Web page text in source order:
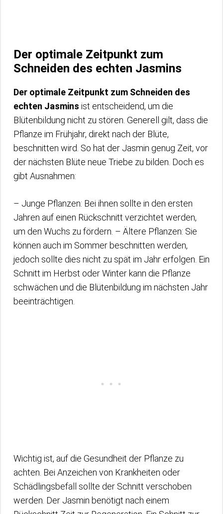
Der optimale Zeitpunkt zum
Schneiden des echten Jasmins
Der optimale Zeitpunkt zum Schneiden des
echten Jasmins ist entscheidend, um die
Blütenbildung nicht zu stören. Generell gilt, dass die
Pflanze im Frühjahr, direkt nach der Blüte,
beschnitten wird. So hat der Jasmin genug Zeit, vor
der nächsten Blüte neue Triebe zu bilden. Doch es
gibt Ausnahmen:
– Junge Pflanzen: Bei ihnen sollte in den ersten
Jahren auf einen Rückschnitt verzichtet werden,
um den Wuchs zu fördern. – Ältere Pflanzen: Sie
können auch im Sommer beschnitten werden,
jedoch sollte dies nicht zu spät im Jahr erfolgen. Ein
Schnitt im Herbst oder Winter kann die Pflanze
schwächen und die Blütenbildung im nächsten Jahr
beeinträchtigen.
Wichtig ist, auf die Gesundheit der Pflanze zu
achten. Bei Anzeichen von Krankheiten oder
Schädlingsbefall sollte der Schnitt verschoben
werden. Der Jasmin benötigt nach einem